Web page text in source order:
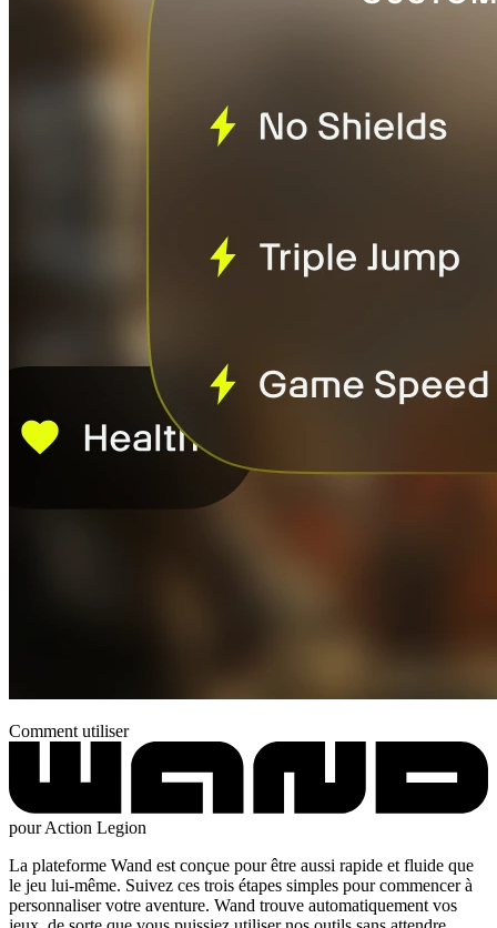
Comment utiliser
pour Action Legion
La plateforme Wand est conçue pour être aussi rapide et fluide que
le jeu lui-même. Suivez ces trois étapes simples pour commencer à
personnaliser votre aventure. Wand trouve automatiquement vos